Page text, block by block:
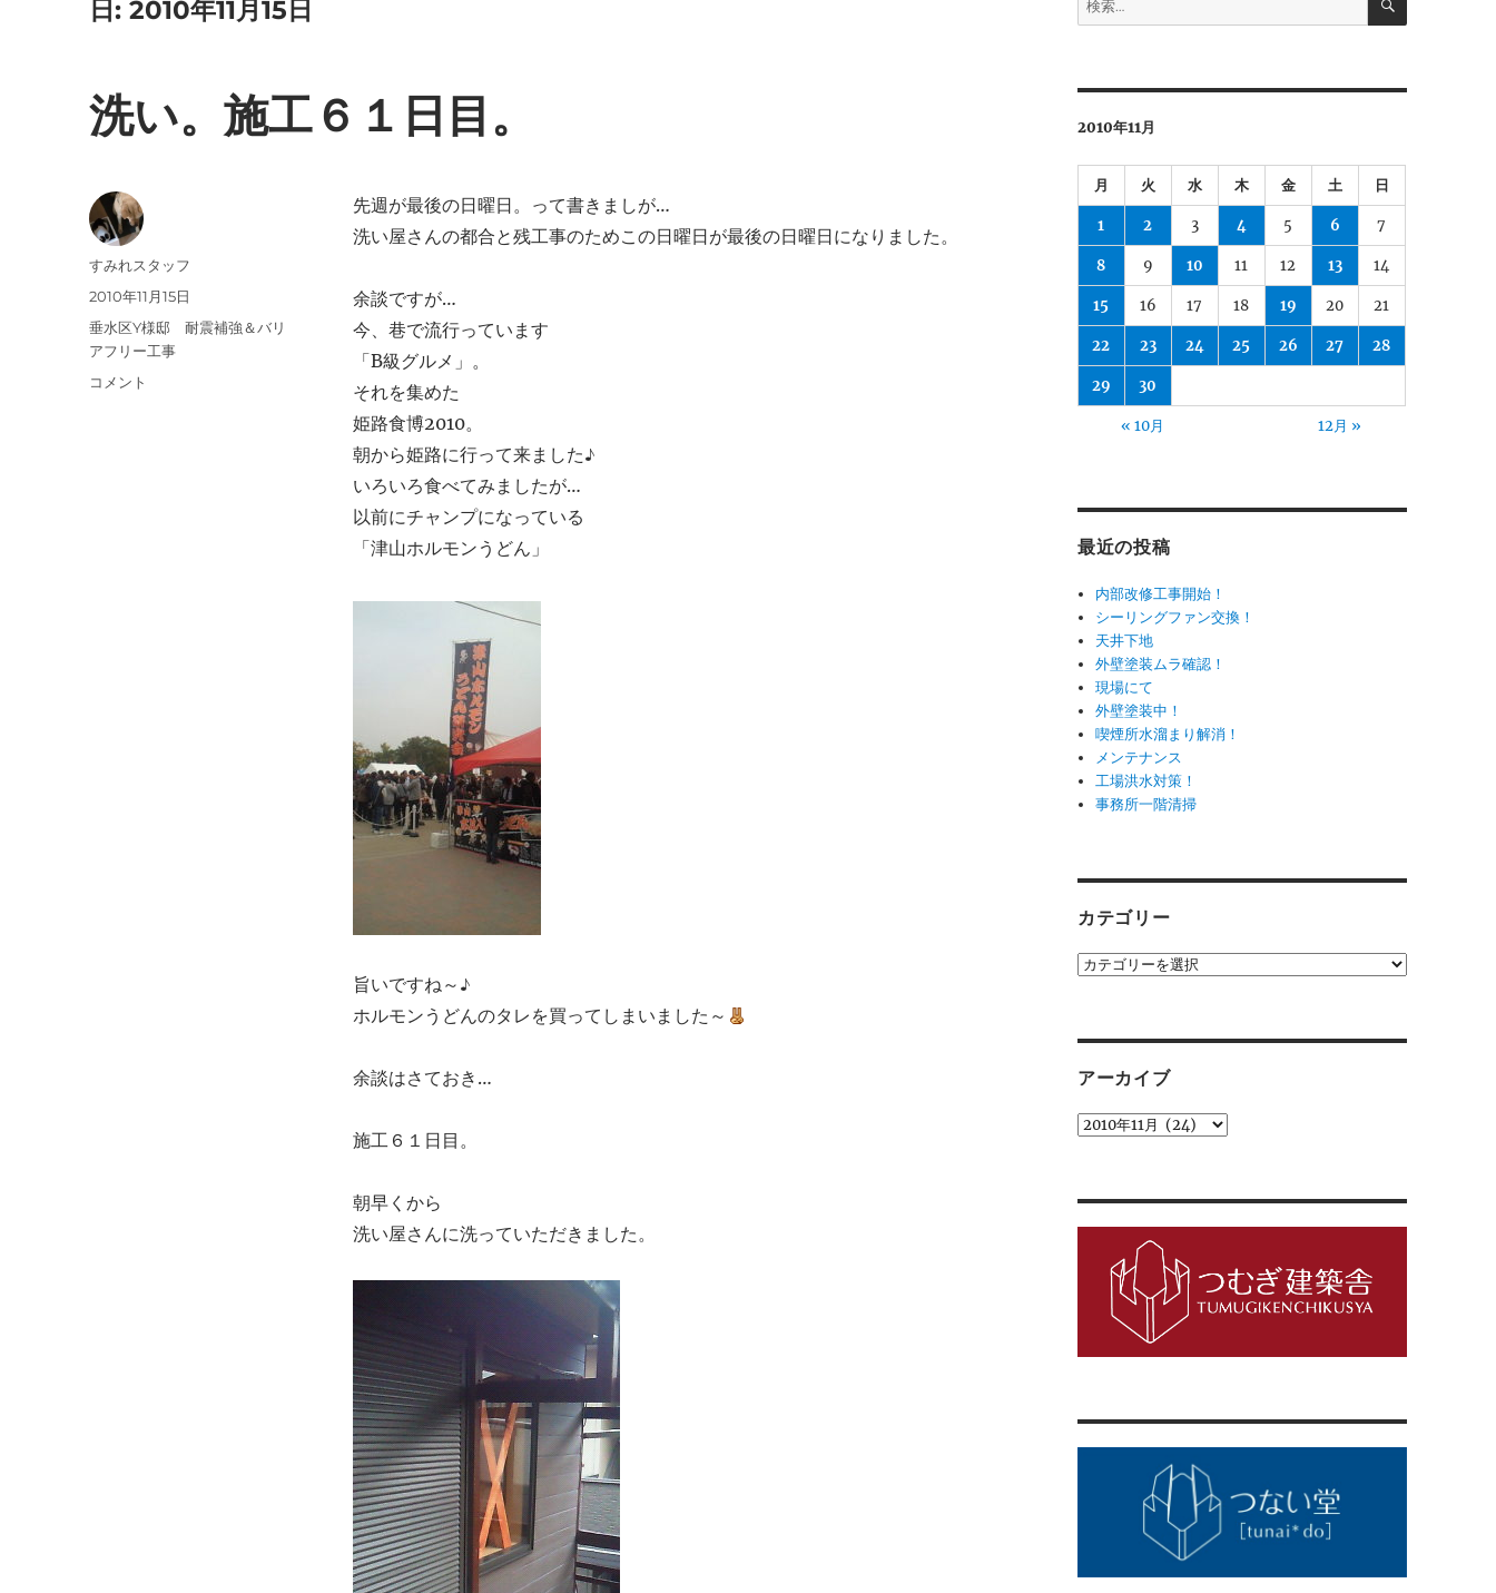
日:2010年11月15日
洗い。施工６１日目。
先週が最後の日曜日。って書きましが…
洗い屋さんの都合と残工事のためこの日曜日が最後の日曜日になりました。
余談ですが…
今、巷で流行っています
「B級グルメ」。
それを集めた
姫路食博2010。
朝から姫路に行って来ました♪
いろいろ食べてみましたが…
以前にチャンプになっている
「津山ホルモンうどん」
旨いですね～♪
ホルモンうどんのタレを買ってしまいました～
余談はさておき…
施工６１日目。
朝早くから
洗い屋さんに洗っていただきました。
投
稿
すみれスタッフ
投
稿
日:
2010年11月15日
カ
テ
垂水区Y様邸 耐震補強＆バリ
アフリー工事
洗
コメント
索:
2010年11月
月 火 水 木 金 土 日
1 2 3 4 5 6 7
8 9 10 11 12 13 14
15 16 17 18 19 20 21
22 23 24 25 26 27 28
29 30
« 10月 12月 »
最近の投稿
内部改修工事開始！
シーリングファン交換！
天井下地
外壁塗装ムラ確認！
現場にて
外壁塗装中！
喫煙所水溜まり解消！
メンテナンス
工場洪水対策！
事務所一階清掃
カテゴリー
カ
アーカイブ
ア